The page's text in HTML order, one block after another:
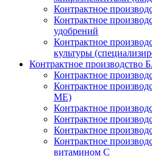
Контрактное
Контрактное
удобрений
Контрактное
культуры
Контрактное производство
Контрактное
Контрактное
МЕ)
Контрактное
Контрактное
Контрактное
Контрактное
витамином С